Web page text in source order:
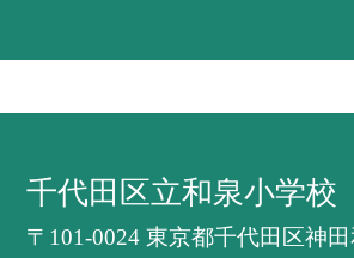
千代田区立和泉小学校
〒101-0024 東京都千代田区神